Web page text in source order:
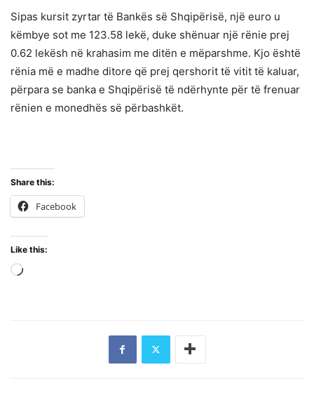
Sipas kursit zyrtar të Bankës së Shqipërisë, një euro u
këmbye sot me 123.58 lekë, duke shënuar një rënie prej
0.62 lekësh në krahasim me ditën e mëparshme. Kjo është
rënia më e madhe ditore që prej qershorit të vitit të kaluar,
përpara se banka e Shqipërisë të ndërhynte për të frenuar
rënien e monedhës së përbashkët.
Share this:
Facebook
Like this: